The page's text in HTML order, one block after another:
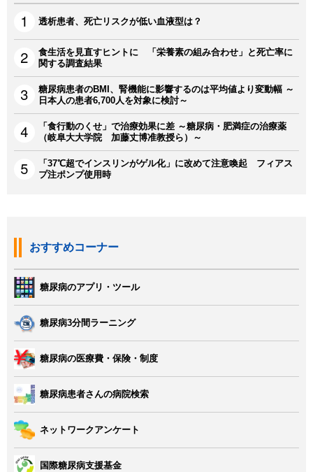
透析患者、死亡リスクが低い血液型は？
食生活を見直すヒントに 「栄養素の組み合わせ」と死亡率に
関する調査結果
糖尿病患者のBMI、腎機能に影響するのは平均値より変動幅 ～
日本人の患者6,700人を対象に検討～
「食行動のくせ」で治療効果に差 ～糖尿病・肥満症の治療薬
（岐阜大大学院 加藤丈博准教授ら）～
「37℃超でインスリンがゲル化」に改めて注意喚起 フィアス
プ注ポンプ使用時
おすすめコーナー
糖尿病のアプリ・ツール
糖尿病3分間ラーニング
糖尿病の医療費・保険・制度
糖尿病患者さんの病院検索
ネットワークアンケート
国際糖尿病支援基金